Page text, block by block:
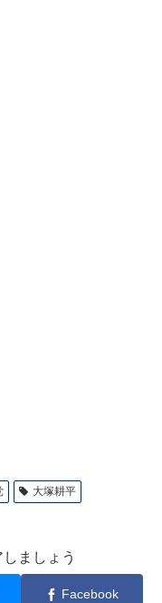
大塚耕平
ましょう
Facebook